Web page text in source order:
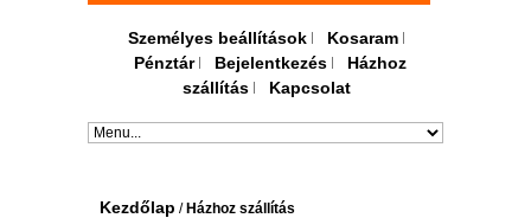
Személyes beállítások
Kosaram
Pénztár
Bejelentkezés
Házhoz
szállítás
Kapcsolat
Kezdőlap / Házhoz szállítás